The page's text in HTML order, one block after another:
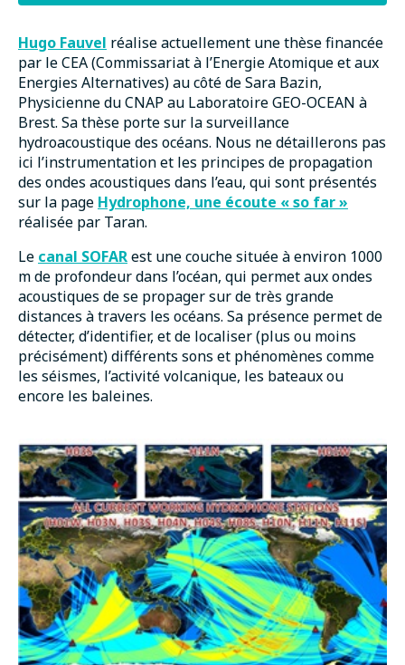
Hugo Fauvel réalise actuellement une thèse financée
par le CEA (Commissariat à l’Energie Atomique et aux
Energies Alternatives) au côté de Sara Bazin,
Physicienne du CNAP au Laboratoire GEO-OCEAN à
Brest. Sa thèse porte sur la surveillance
hydroacoustique des océans. Nous ne détaillerons pas
ici l’instrumentation et les principes de propagation
des ondes acoustiques dans l’eau, qui sont présentés
sur la page Hydrophone, une écoute « so far »
réalisée par Taran.
Le canal SOFARest une couche située à environ 1000
m de profondeur dans l’océan, qui permet aux ondes
acoustiques de se propager sur de très grande
distances à travers les océans. Sa présence permet de
détecter, d’identifier, et de localiser (plus ou moins
précisément) différents sons et phénomènes comme
les séismes, l’activité volcanique, les bateaux ou
encore les baleines.